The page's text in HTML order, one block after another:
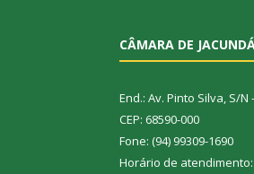
CÂMARA DE
End.: Av. Pinto Silva, S/N
CEP: 68590-000
Fone: (94) 99309-1690
Horário de atendimento: